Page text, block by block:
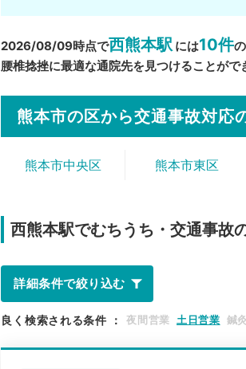
2026/08/09時点で西熊本駅 には10件
腰椎捻挫に最適な通院先を見つけることがで
熊本市の区から交通事故対応
熊本市中央区 熊本市東区
西熊本駅でむちうち・交通事故
詳細条件で絞り込む
良く検索される条件 ： 夜間営業 土日営業 鍼